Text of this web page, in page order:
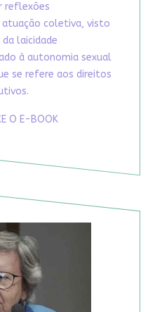
reflexões
atuação coletiva, visto
laicidade
à autonomia sexual
se refere aos direitos
O E-BOOK